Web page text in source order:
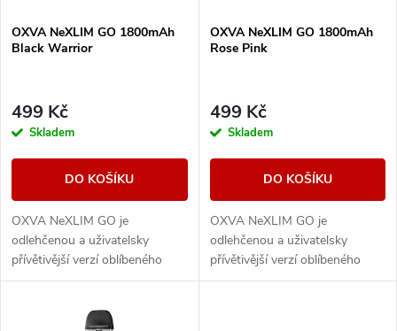
p
r
o
u
k
s
r
o
d
u
k
OXVA NeXLIM GO 1800mAh
Black Warrior
499 Kč
Skladem
DO KOŠÍKU
OXVA NeXLIM GO je
odlehčenou a uživatelsky
přívětivější verzí oblíbeného
modelu NeXLIM, která si však
přednosti – intenzivní chuť,...
OXVA NeXLIM GO 1800mAh
Rose Pink
499 Kč
Skladem
DO KOŠÍKU
OXVA NeXLIM GO je
odlehčenou a uživatelsky
přívětivější verzí oblíbeného
modelu NeXLIM, která si však